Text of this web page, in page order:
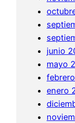
junio
mayo
enero